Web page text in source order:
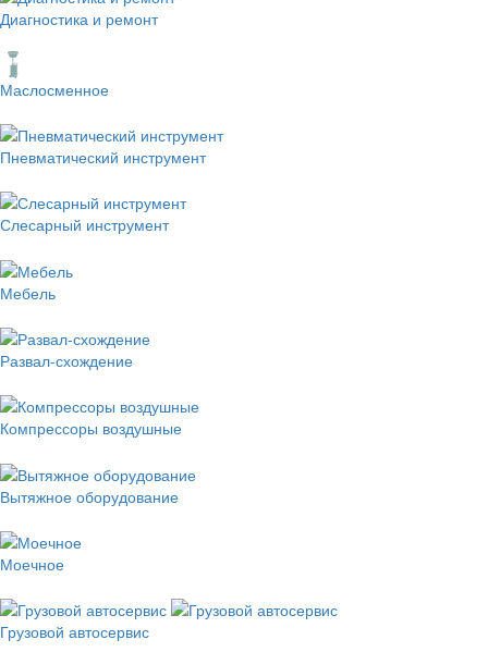
Диагностика и ремонт
Маслосменное
Пневматический инструмент
Слесарный инструмент
Мебель
Развал-схождение
Компрессоры воздушные
Вытяжное оборудование
Моечное
Грузовой автосервис